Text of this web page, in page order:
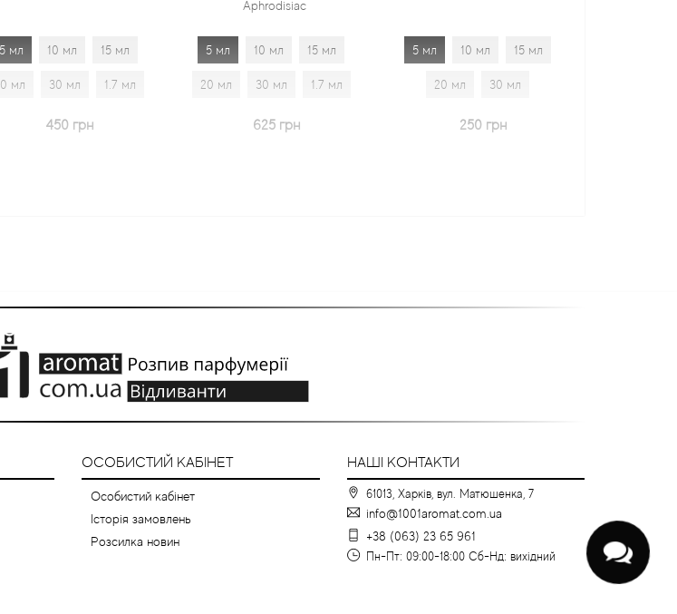
15 мл
1.7 мл
5 мл 15 мл
20 мл 1.7 мл
5 мл 15 мл 5 мл
ОСОБИСТИЙ КАБІНЕТ
Особистий кабінет
Історія замовлень
Розсилка новин
НАШІ КОНТАКТИ
61013, Харків, вул. Матюшенка, 7
info@1001aromat.com.ua
+38 (063) 23 65 961
Пн-Пт: 09:00-18:00 Сб-Нд: вихідний